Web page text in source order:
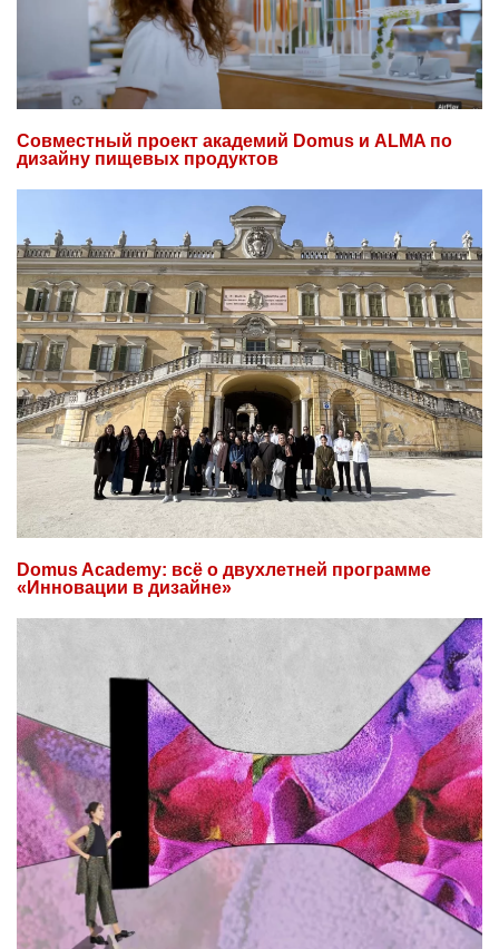
Совместный проект академий Domus и ALMA по
дизайну пищевых продуктов
Domus Academy: всё о двухлетней программе
«Инновации в дизайне»